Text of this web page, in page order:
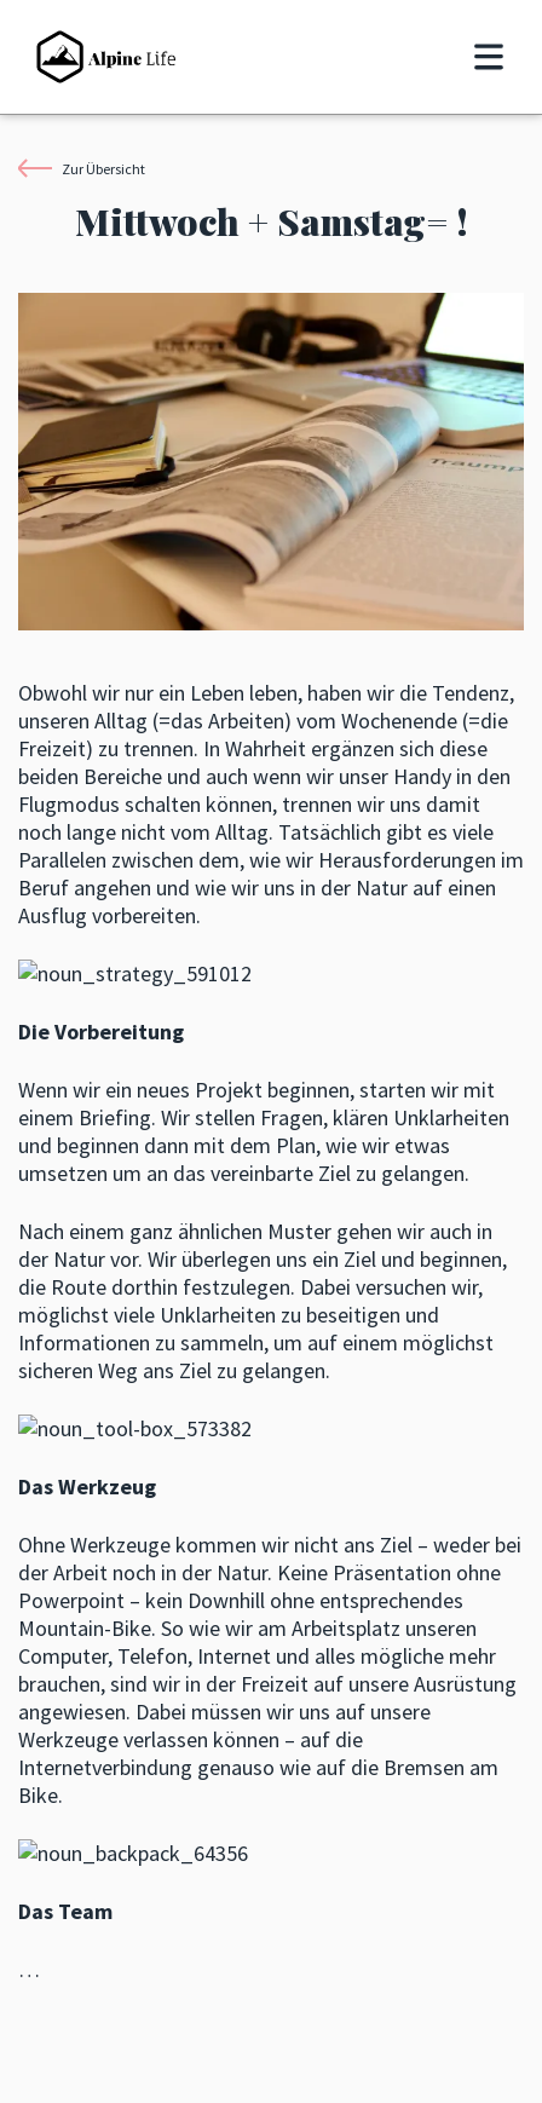
Zur Übersicht
Mittwoch + Samstag= !
Obwohl wir nur ein Leben leben, haben wir die Tendenz,
unseren Alltag (=das Arbeiten) vom Wochenende (=die
Freizeit) zu trennen. In Wahrheit ergänzen sich diese
beiden Bereiche und auch wenn wir unser Handy in den
Flugmodus schalten können, trennen wir uns damit
noch lange nicht vom Alltag. Tatsächlich gibt es viele
Parallelen zwischen dem, wie wir Herausforderungen im
Beruf angehen und wie wir uns in der Natur auf einen
Ausflug vorbereiten.
Die Vorbereitung
Wenn wir ein neues Projekt beginnen, starten wir mit
einem Briefing. Wir stellen Fragen, klären Unklarheiten
und beginnen dann mit dem Plan, wie wir etwas
umsetzen um an das vereinbarte Ziel zu gelangen.
Nach einem ganz ähnlichen Muster gehen wir auch in
der Natur vor. Wir überlegen uns ein Ziel und beginnen,
die Route dorthin festzulegen. Dabei versuchen wir,
möglichst viele Unklarheiten zu beseitigen und
Informationen zu sammeln, um auf einem möglichst
sicheren Weg ans Ziel zu gelangen.
Das Werkzeug
Ohne Werkzeuge kommen wir nicht ans Ziel – weder bei
der Arbeit noch in der Natur. Keine Präsentation ohne
Powerpoint – kein Downhill ohne entsprechendes
Mountain-Bike. So wie wir am Arbeitsplatz unseren
Computer, Telefon, Internet und alles mögliche mehr
brauchen, sind wir in der Freizeit auf unsere Ausrüstung
angewiesen. Dabei müssen wir uns auf unsere
Werkzeuge verlassen können – auf die
Internetverbindung genauso wie auf die Bremsen am
Bike.
Das Team
…